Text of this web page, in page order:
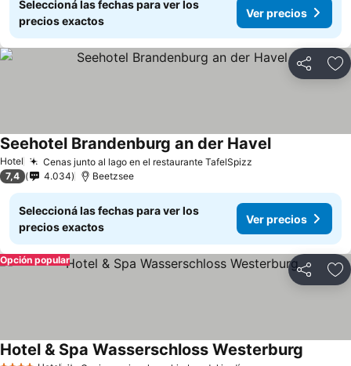
Seleccioná las fechas para ver los
precios exactos
Ver precios
Compartir
Hotel Cenas junto al lago en el restaurante TafelSpizz
Seehotel Brandenburg an der Havel
7,4 4.034 Beetzsee
Seleccioná las fechas para ver los
precios exactos
Ver precios
Compartir
Opción popular
Hotel & Spa Wasserschloss Westerburg